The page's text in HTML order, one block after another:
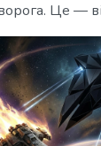
Це —